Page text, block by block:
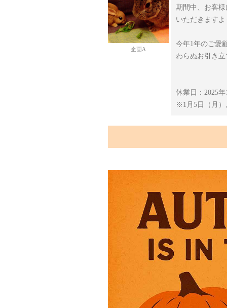
企画A
期間中、お客
いただきます
今年1年のご愛
わらぬお引き
休業日：2025
※1月5日（月）